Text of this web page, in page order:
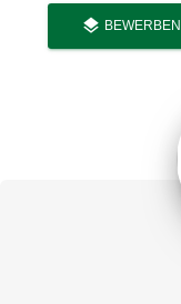
layers BEWERBEN